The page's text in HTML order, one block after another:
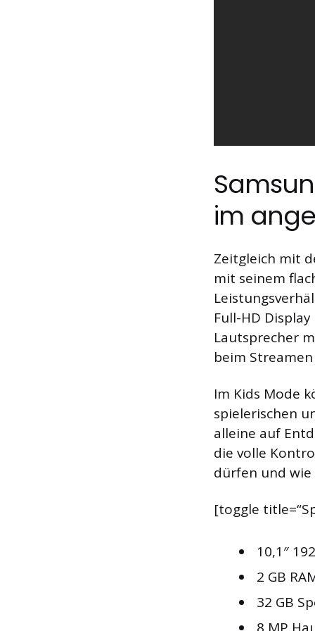
im
Zeitgleich mit
mit seinem
Full-HD
Lautsprecher
beim
Im Kids Mode
spielerischen
alleine auf
die volle
dürfen und wie
[toggle
10,1″
2 GB
32 GB